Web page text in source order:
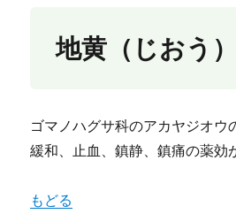
地黄（じおう）
ゴマノハグサ科のアカヤジオウ
緩和、止血、鎮静、鎮痛の薬効
もどる